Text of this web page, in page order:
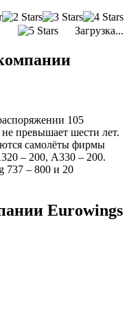
Загрузка...
105
превышает шести лет.
самолёты фирмы
– 200, А330 – 200.
737 – 800 и 20
Eurowings